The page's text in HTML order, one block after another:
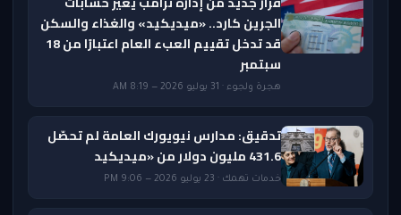
الجرين كارد.. «ميديكيد» والغذاء والسكن
قد تدخل تقييم العبء العام اعتبارًا من 18
سبتمبر
هجرة ولجوء · 31 يوليو 2026 — 8:19 AM
تدقيق: مدارس نيويورك العامة لم تحصّل
431.6 مليون دولار من «ميديكيد
خدمات تهمك · 23 يوليو 2026 — 9:06 PM